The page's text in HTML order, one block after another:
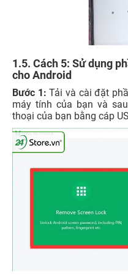
1.5. Cách 5: Sử dụng
cho Android
Bước 1:Tải và cài đặt
máy tính của bạn và
thoại của bạn bằng cáp